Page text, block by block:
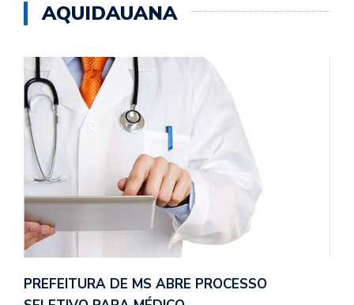
AQUIDAUANA
PREFEITURA DE MS ABRE PROCESSO